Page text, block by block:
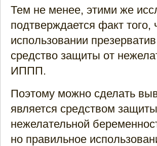
Тем не менее, этими же
подтверждается факт того,
использовании
средство защиты от
ИППП.
Поэтому можно сделать
является средством
нежелательной
но правильное